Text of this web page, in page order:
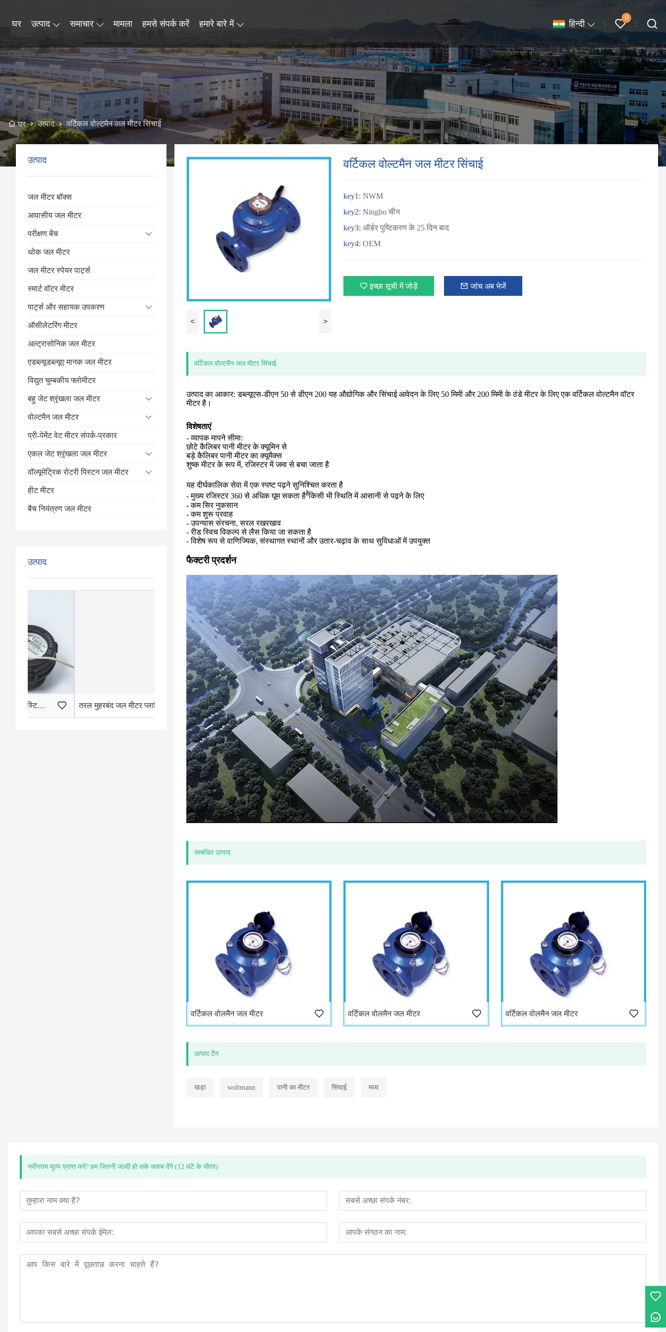
घर उत्पाद समाचार मामला हमसे संपर्क करें हमारे बारे में हिन्दी
0
घर उत्पाद वर्टिकल वोल्टमैन जल मीटर सिंचाई
उत्पाद
जल मीटर बॉक्स
आवासीय जल मीटर
परीक्षण बेंच
थोक जल मीटर
जल मीटर स्पेयर पार्ट्स
स्मार्ट वॉटर मीटर
पार्ट्स और सहायक उपकरण
ऑसीलेटरिंग मीटर
अल्ट्रासोनिक जल मीटर
एडब्ल्यूडब्ल्यूए मानक जल मीटर
विद्युत चुम्बकीय फ्लोमीटर
बहु जेट श्रृंखला जल मीटर
वोल्टमैन जल मीटर
प्री-पेमेंट वेट मीटर संपर्क-प्रकार
एकल जेट श्रृंखला जल मीटर
वॉल्यूमेट्रिक रोटरी पिस्टन जल मीटर
हीट मीटर
बैच नियंत्रण जल मीटर
उत्पाद
तरल मुहरबंद जल मीटर प्लास्टिक बॉडी प्लास्टिक रोटरी पिस्टन जल मीटर आर्थिक बहु जेट सूखी प्रकार पानी मीटर (ITRON मॉडल) थोक आकार अल्ट्रासोनिक जल मीटर
< >
वर्टिकल वोल्टमैन जल मीटर सिंचाई
key1: NWM
key2: Ningbo चीन
key3: ऑर्डर पुष्टिकरण के 25 दिन बाद
key4: OEM
इच्छा सूची में जोड़ें जांच अब भेजें
वर्टिकल वोल्टमैन जल मीटर सिंचाई
उत्पाद का आकार: डब्ल्यूएस-डीएन 50 से डीएन 200 यह औद्योगिक और सिंचाई आवेदन के लिए 50 मिमी और 200 मिमी के ठंडे मीटर के लिए एक वर्टिकल वोल्टमैन वॉटर
मीटर है।
विशेषताएं
- व्यापक मापने सीमा:
छोटे कैलिबर पानी मीटर के क्यूमिन से
बड़े कैलिबर पानी मीटर का क्यूमैक्स
शुष्क मीटर के रूप में, रजिस्टर में जमा से बचा जाता है
यह दीर्घकालिक सेवा में एक स्पष्ट पढ़ने सुनिश्चित करता है
- मुख्य रजिस्टर 360 से अधिक घूम सकता हैहेकिसी भी स्थिति में आसानी से पढ़ने के लिए
- कम सिर नुकसान
- कम शुरू प्रवाह
- उपन्यास संरचना, सरल रखरखाव
- रीड स्विच विकल्प से लैस किया जा सकता है
- विशेष रूप से वाणिज्यिक, संस्थागत स्थानों और उतार-चढ़ाव के साथ सुविधाओं में उपयुक्त
फैक्टरी प्रदर्शन
सम्बंधित उत्पाद
वर्टिकल वोलमैन जल मीटर वर्टिकल वोलमैन जल मीटर वर्टिकल वोलमैन जल मीटर
उत्पाद टैग
खड़ा woltmann पानी का मीटर सिंचाई मध्य
नवीनतम मूल्य प्राप्त करें? हम जितनी जल्दी हो सके जवाब देंगे (12 घंटे के भीतर)